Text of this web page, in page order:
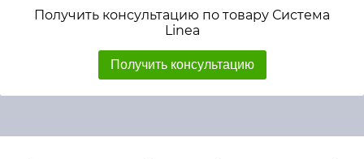
Получить консультацию по товару Система
Linea
Получить консультацию